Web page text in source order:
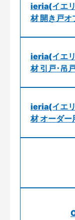
ieria(イエ
材 開き戸オ
ieria(イエ
材 引戸･吊
ieria(イエ
材 オーダー